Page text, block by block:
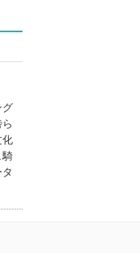
グ
化
騎